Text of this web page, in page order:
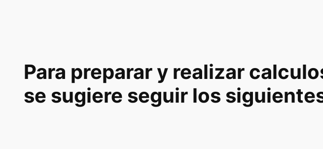
Para preparar y realizar
se sugiere seguir los